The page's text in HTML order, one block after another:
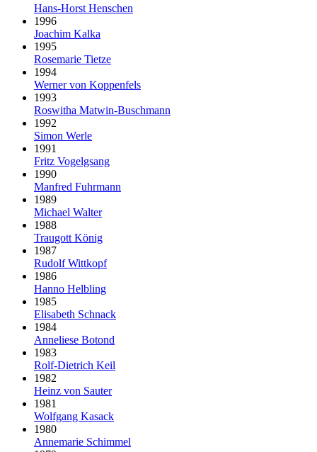
Hans-Horst Henschen
1996
Joachim Kalka
1995
Rosemarie Tietze
1994
Werner von Koppenfels
1993
Roswitha Matwin-Buschmann
1992
Simon Werle
1991
Fritz Vogelgsang
1990
Manfred Fuhrmann
1989
Michael Walter
1988
Traugott König
1987
Rudolf Wittkopf
1986
Hanno Helbling
1985
Elisabeth Schnack
1984
Anneliese Botond
1983
Rolf-Dietrich Keil
1982
Heinz von Sauter
1981
Wolfgang Kasack
1980
Annemarie Schimmel